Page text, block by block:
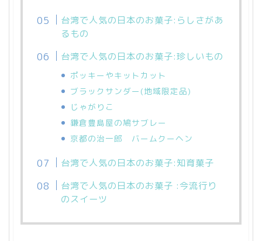
台湾で人気の日本のお菓子:らしさがあ
るもの
台湾で人気の日本のお菓子:珍しいもの
ポッキーやキットカット
ブラックサンダー(地域限定品)
じゃがりこ
鎌倉豊島屋の鳩サブレー
京都の治一郎 バームクーヘン
台湾で人気の日本のお菓子:知育菓子
台湾で人気の日本のお菓子 :今流行り
のスイーツ